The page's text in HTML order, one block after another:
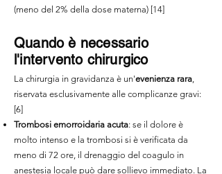
(meno del 2% della dose materna) [14]
Quando è necessario
l'intervento chirurgico
La chirurgia in gravidanza è un'evenienza rara,
riservata esclusivamente alle complicanze gravi:
[6]
Trombosi emorroidaria acuta: se il dolore è
molto intenso e la trombosi si è verificata da
meno di 72 ore, il drenaggio del coagulo in
anestesia locale può dare sollievo immediato. La